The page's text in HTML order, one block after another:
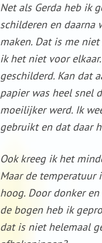
Net als Gerda heb ik
schilderen en daarna
maken. Dat is me
ik het niet voor elkaar.
geschilderd. Kan dat
papier was heel snel
moeilijker werd. Ik
gebruikt en dat daar
Ook kreeg ik het
Maar de temperatuur
hoog. Door donker
de bogen heb ik
dat is niet helemaal